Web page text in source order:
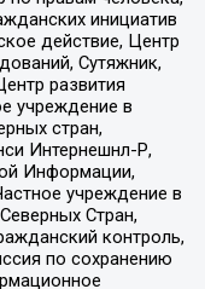
инициатив
действие, Центр
Сутяжник,
развития
учреждение в
стран,
Интернешнл-Р,
Информации,
учреждение в
Стран,
контроль,
по сохранению